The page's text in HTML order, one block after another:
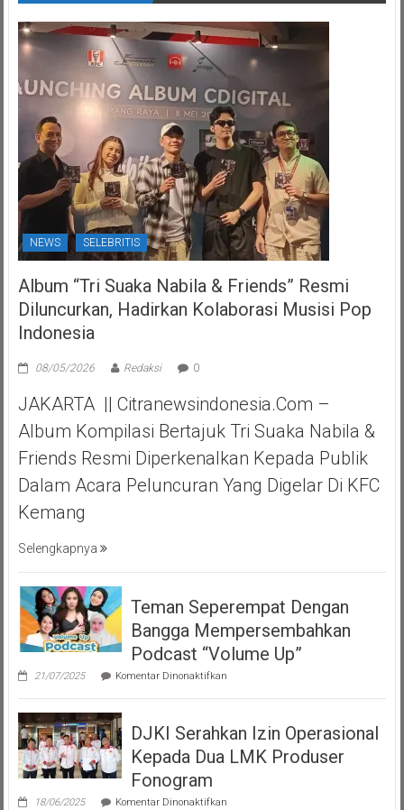
NEWS SELEBRITIS
Album “Tri Suaka Nabila & Friends” Resmi
Diluncurkan, Hadirkan Kolaborasi Musisi Pop
Indonesia
08/05/2026 Redaksi 0
JAKARTA || Citranewsindonesia.com –
Album Kompilasi Bertajuk Tri Suaka Nabila &
Friends Resmi Diperkenalkan Kepada Publik
Dalam Acara Peluncuran Yang Digelar Di KFC
Kemang
Selengkapnya
Teman Seperempat Dengan
Bangga Mempersembahkan
Podcast “Volume Up”
21/07/2025 Komentar Dinonaktifkanpada
Seperempat
Bangga
Mempersembahkan
Podcast
DJKI Serahkan Izin Operasional
Kepada Dua LMK Produser
Fonogram
18/06/2025 Komentar Dinonaktifkanpada